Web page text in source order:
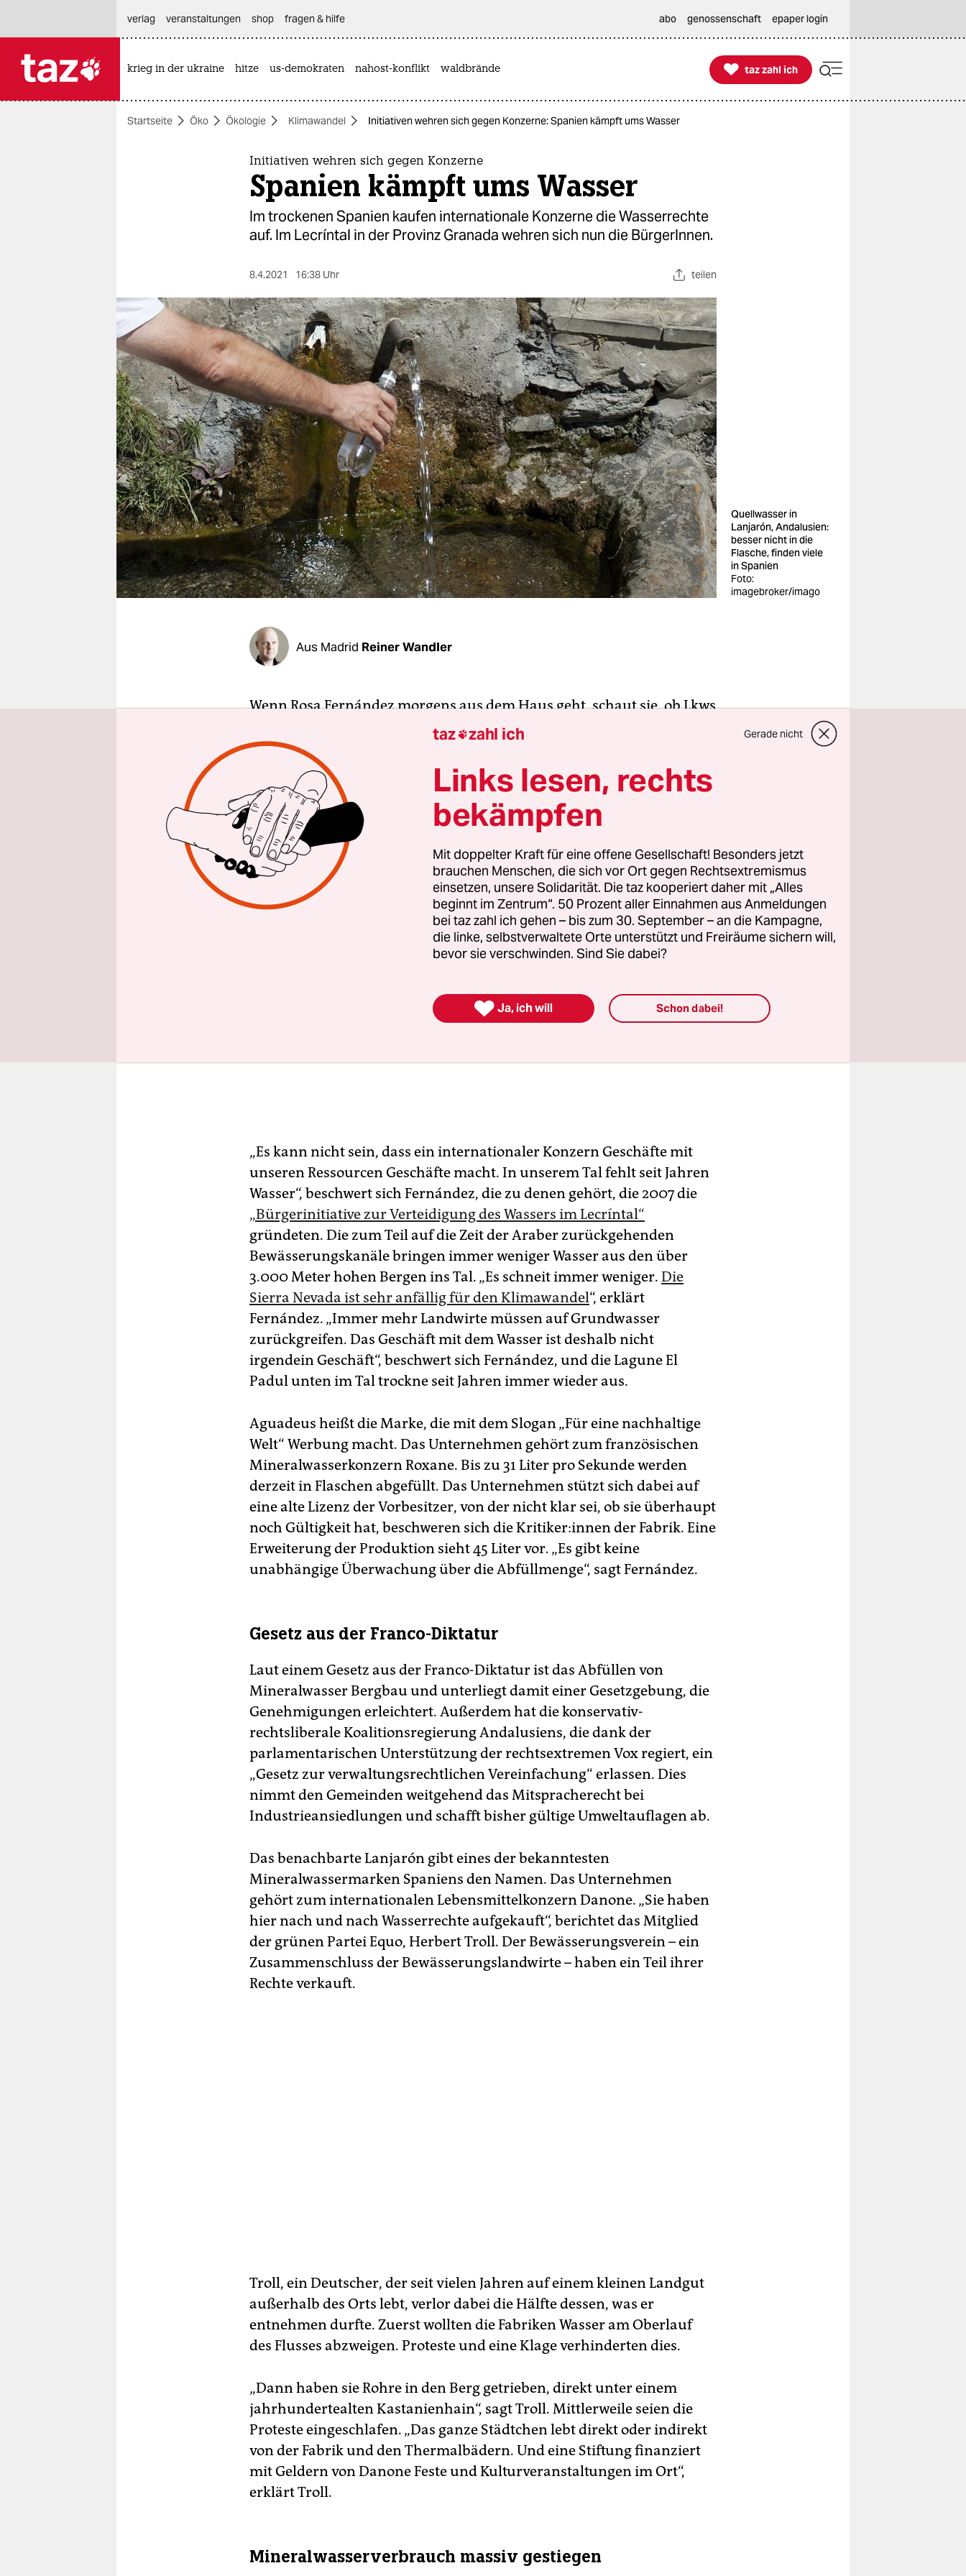
themen
berlin
nord
wahrheit
verlag
verlag
veranstaltungen
shop
fragen & hilfe
unterstützen
abo
verlag
veranstaltungen shop fragen & hilfe abo genossenschaft epaper login
krieg in der ukraine hitze us-demokraten nahost-konflikt waldbrände 
taz zahl ich
taz zahl ich
Startseite Öko Ökologie Klimawandel Initiativen wehren sich gegen Konzerne: Spanien kämpft ums Wasser
Initiativen wehren sich gegen Konzerne
Spanien kämpft ums Wasser
Im trockenen Spanien kaufen internationale Konzerne die Wasserrechte
auf. Im Lecríntal in der Provinz Granada wehren sich nun die Bür­ge­rInnen.
8.4.2021 16:38 Uhr teilen
Quellwasser in
Lanjarón, Andalusien:
besser nicht in die
Flasche, finden viele
in Spanien
Foto:
imagebroker/imago
Aus Madrid Reiner Wandler
Wenn Rosa Fernández morgens aus dem Haus geht, schaut sie, ob Lkws
aus der Fabrik vor den Toren von Dúrcal im Lecríntal am Fuße der
südspanischen Sierra Nevada kommen. In der Fabrik wird
Mineralwasser abgefüllt.
Die Anlage eröffnete 2007. Nach einem Jahr stellte das Unternehmen
den Betrieb ein, bis es im Frühsommer 2019 versteigert wurde. Nach
Monaten der Vorbereitung rollen die Lkws jetzt wieder.
„Es kann nicht sein, dass ein internationaler Konzern Geschäfte mit
unseren Ressourcen Geschäfte macht. In unserem Tal fehlt seit Jahren
Wasser“, beschwert sich Fernández, die zu denen gehört, die 2007 die
„Bürgerinitiative zur Verteidigung des Wassers im Lecríntal“
gründeten. Die zum Teil auf die Zeit der Araber zurückgehenden
Bewässerungskanäle bringen immer weniger Wasser aus den über
3.000 Meter hohen Bergen ins Tal. „Es schneit immer weniger. Die
Sierra Nevada ist sehr anfällig für den Klimawandel“, erklärt
Fernández. „Immer mehr Landwirte müssen auf Grundwasser
zurückgreifen. Das Geschäft mit dem Wasser ist deshalb nicht
irgendein Geschäft“, beschwert sich Fernández, und die Lagune El
Padul unten im Tal trockne seit Jahren immer wieder aus.
Aguadeus heißt die Marke, die mit dem Slogan „Für eine nachhaltige
Welt“ Werbung macht. Das Unternehmen gehört zum französischen
Mineralwasserkonzern Roxane. Bis zu 31 Liter pro Sekunde werden
derzeit in Flaschen abgefüllt. Das Unternehmen stützt sich dabei auf
eine alte Lizenz der Vorbesitzer, von der nicht klar sei, ob sie überhaupt
noch Gültigkeit hat, beschweren sich die Kri­ti­ke­r:in­nen der Fabrik. Eine
Erweiterung der Produktion sieht 45 Liter vor. „Es gibt keine
unabhängige Überwachung über die Abfüllmenge“, sagt Fernández.
Gesetz aus der Franco-Diktatur
Laut einem Gesetz aus der Franco-Diktatur ist das Abfüllen von
Mineralwasser Bergbau und unterliegt damit einer Gesetzgebung, die
Genehmigungen erleichtert. Außerdem hat die konservativ-
rechtsliberale Koalitionsregierung Andalusiens, die dank der
parlamentarischen Unterstützung der rechtsextremen Vox regiert, ein
„Gesetz zur verwaltungsrechtlichen Vereinfachung“ erlassen. Dies
nimmt den Gemeinden weitgehend das Mitspracherecht bei
Industrieansiedlungen und schafft bisher gültige Umweltauflagen ab.
Das benachbarte Lanjarón gibt eines der bekanntesten
Mineralwassermarken Spaniens den Namen. Das Unternehmen
gehört zum internationalen Lebensmittelkonzern Danone. „Sie haben
hier nach und nach Wasserrechte aufgekauft“, berichtet das Mitglied
der grünen Partei Equo, Herbert Troll. Der Bewässerungsverein – ein
Zusammenschluss der Bewässerungslandwirte – haben ein Teil ihrer
Rechte verkauft.
Troll, ein Deutscher, der seit vielen Jahren auf einem kleinen Landgut
außerhalb des Orts lebt, verlor dabei die Hälfte dessen, was er
entnehmen durfte. Zuerst wollten die Fabriken Wasser am Oberlauf
des Flusses abzweigen. Proteste und eine Klage verhinderten dies.
„Dann haben sie Rohre in den Berg getrieben, direkt unter einem
jahrhundertealten Kastanienhain“, sagt Troll. Mittlerweile seien die
Proteste eingeschlafen. „Das ganze Städtchen lebt direkt oder indirekt
von der Fabrik und den Thermalbädern. Und eine Stiftung finanziert
mit Geldern von Danone Feste und Kulturveranstaltungen im Ort“,
erklärt Troll.
Mineralwasserverbrauch massiv gestiegen
taz zahl ich Gerade nicht
Links lesen, rechts
bekämpfen
Mit doppelter Kraft für eine offene Gesellschaft! Besonders jetzt
brauchen Menschen, die sich vor Ort gegen Rechtsextremismus
einsetzen, unsere Solidarität. Die taz kooperiert daher mit „Alles
beginnt im Zentrum“. 50 Prozent aller Einnahmen aus Anmeldungen
bei taz zahl ich gehen – bis zum 30. September – an die Kampagne,
die linke, selbstverwaltete Orte unterstützt und Freiräume sichern will,
bevor sie verschwinden. Sind Sie dabei?
 Ja, ich will Schon dabei!